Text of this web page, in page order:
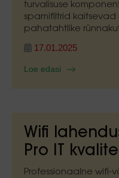
turvalisuse
spamifiltrid kaitsevad
pahatahtlike
17.01.2025
Loe edasi
Wifi
Pro IT
Professionaalne wifi-